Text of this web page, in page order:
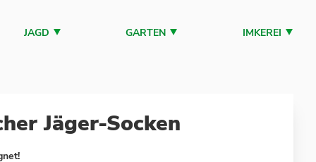
JAGD GARTEN IMKEREI
Jäger-Socken